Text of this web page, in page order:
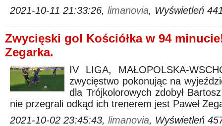
2021-10-11 21:33:26, limanovia, Wyświetleń
Zwycięski gol Kościółka w 94
Zegarka.
IV LIGA, MAŁOPOLSKA-
zwycięstwo pokonując na
dla Trójkolorowych zdobył
nie przegrali odkąd ich trenerem jest Paweł
2021-10-02 23:45:43, limanovia, Wyświetleń